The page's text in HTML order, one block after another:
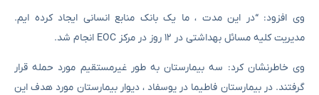
وی افزود: “در این مدت ، ما یک بانک منابع انسانی ایجاد کرده ایم.
مدیریت کلیه مسائل بهداشتی در ۱۲ روز در مرکز EOC انجام شد.
وی خاطرنشان کرد: سه بیمارستان به طور غیرمستقیم مورد حمله قرار
گرفتند. در بیمارستان فاطیما در یوسفاد ، دیوار بیمارستان مورد هدف این